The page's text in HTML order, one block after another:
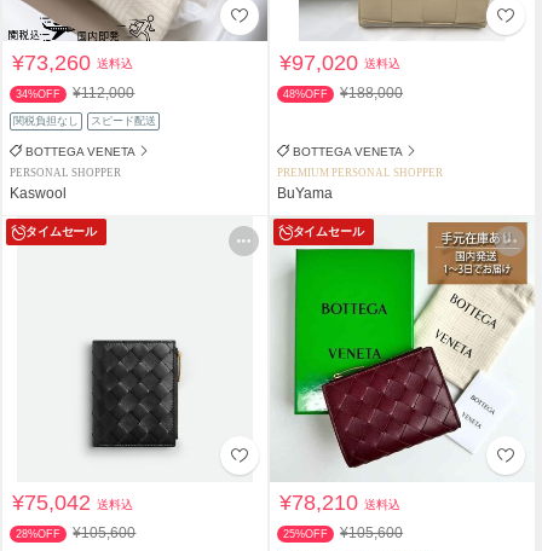
¥73,260送料込
34%OFF ¥112,000
関税負担なし スピード配送
BOTTEGA VENETA
PERSONAL SHOPPER
Kaswool
¥97,020送料込
48%OFF ¥188,000
BOTTEGA VENETA
PREMIUM PERSONAL SHOPPER
BuYama
タイムセール
¥75,042送料込
28%OFF ¥105,600
タイムセール
¥78,210送料込
25%OFF ¥105,600